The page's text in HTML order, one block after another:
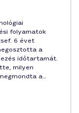
folyamatok
6 évet
a
időtartamát.
milyen
a